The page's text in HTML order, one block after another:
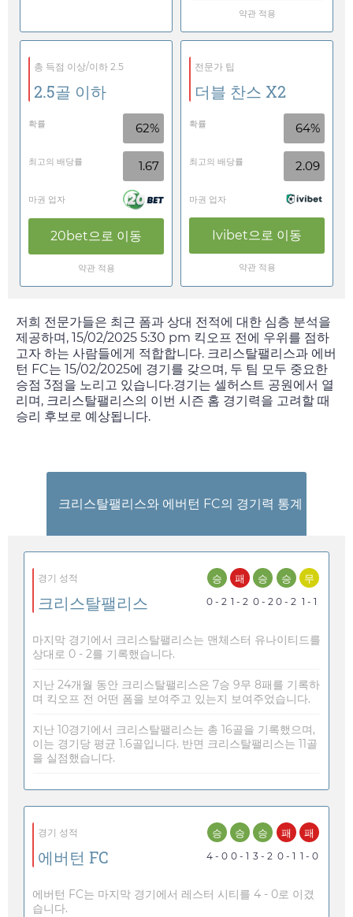
약관 적용
총 득점 이상/이하 2.5
2.5골 이하
확률 62%
최고의 배당률 1.67
마권 업자
20bet으로 이동
약관 적용
전문가 팁
더블 찬스 X2
확률 64%
최고의 배당률 2.09
마권 업자
Ivibet으로 이동
약관 적용
저희 전문가들은 최근 폼과 상대 전적에 대한 심층 분석을
제공하며, 15/02/2025 5:30 pm 킥오프 전에 우위를 점하
고자 하는 사람들에게 적합합니다. 크리스탈팰리스과 에버
턴 FC는 15/02/2025에 경기를 갖으며, 두 팀 모두 중요한
승점 3점을 노리고 있습니다.경기는 셀허스트 공원에서 열
리며, 크리스탈팰리스의 이번 시즌 홈 경기력을 고려할 때
승리 후보로 예상됩니다.
크리스탈팰리스와 에버턴 FC의 경기력 통계
경기 성적
크리스탈팰리스
승
0 - 2
패
1 - 2
승
0 - 2
승
0 - 2
무
1 - 1
마지막 경기에서 크리스탈팰리스는 맨체스터 유나이티드를
상대로 0 - 2를 기록했습니다.
지난 24개월 동안 크리스탈팰리스은 7승 9무 8패를 기록하
며 킥오프 전 어떤 폼을 보여주고 있는지 보여주었습니다.
지난 10경기에서 크리스탈팰리스는 총 16골을 기록했으며,
이는 경기당 평균 1.6골입니다. 반면 크리스탈팰리스는 11골
을 실점했습니다.
경기 성적
에버턴 FC
승
4 - 0
승
0 - 1
승
3 - 2
패
0 - 1
패
1 - 0
에버턴 FC는 마지막 경기에서 레스터 시티를 4 - 0로 이겼
습니다.